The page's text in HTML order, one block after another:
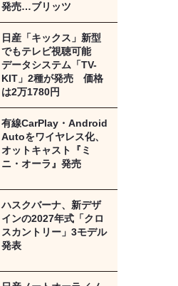
発売…ブリッツ
日産「キックス」新型
でもテレビ視聴可能
データシステム「TV-
KIT」2種が発売 価格
は2万1780円
有線CarPlay・Android
Autoをワイヤレス化、
オットキャスト『ミ
ニ・オーラ』発売
ハスクバーナ、新デザ
インの2027年式「クロ
スカントリー」3モデル
発表